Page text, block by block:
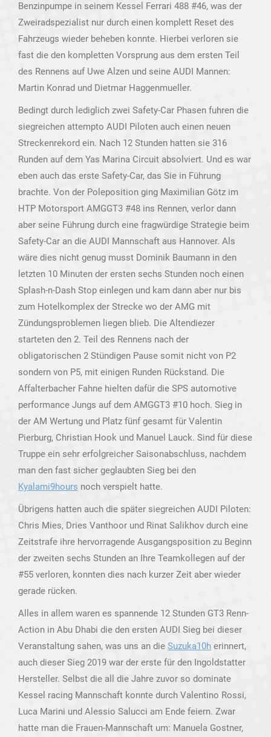
Benzinpumpe in seinem Kessel Ferrari 488 #46, was der
Zweiradspezialist nur durch einen komplett Reset des
Fahrzeugs wieder beheben konnte. Hierbei verloren sie
fast die den kompletten Vorsprung aus dem ersten Teil
des Rennens auf Uwe Alzen und seine AUDI Mannen:
Martin Konrad und Dietmar Haggenmueller.
Bedingt durch lediglich zwei Safety-Car Phasen fuhren die
siegreichen attempto AUDI Piloten auch einen neuen
Streckenrekord ein. Nach 12 Stunden hatten sie 316
Runden auf dem Yas Marina Circuit absolviert. Und es war
eben auch das erste Safety-Car, das Sie in Führung
brachte. Von der Poleposition ging Maximilian Götz im
HTP Motorsport AMGGT3 #48 ins Rennen, verlor dann
aber seine Führung durch eine fragwürdige Strategie beim
Safety-Car an die AUDI Mannschaft aus Hannover. Als
wäre dies nicht genug musst Dominik Baumann in den
letzten 10 Minuten der ersten sechs Stunden noch einen
Splash-n-Dash Stop einlegen und kam dann aber nur bis
zum Hotelkomplex der Strecke wo der AMG mit
Zündungsproblemen liegen blieb. Die Altendiezer
starteten den 2. Teil des Rennens nach der
obligatorischen 2 Stündigen Pause somit nicht von P2
sondern von P5, mit einigen Runden Rückstand. Die
Affalterbacher Fahne hielten dafür die SPS automotive
performance Jungs auf dem AMGGT3 #10 hoch. Sieg in
der AM Wertung und Platz fünf gesamt für Valentin
Pierburg, Christian Hook und Manuel Lauck. Sind für diese
Truppe ein sehr erfolgreicher Saisonabschluss, nachdem
man den fast sicher geglaubten Sieg bei den
Kyalami9hours noch verspielt hatte.
Übrigens hatten auch die später siegreichen AUDI Piloten:
Chris Mies, Dries Vanthoor und Rinat Salikhov durch eine
Zeitstrafe ihre hervorragende Ausgangsposition zu Beginn
der zweiten sechs Stunden an Ihre Teamkollegen auf der
#55 verloren, konnten dies nach kurzer Zeit aber wieder
gerade rücken.
Alles in allem waren es spannende 12 Stunden GT3 Renn-
Action in Abu Dhabi die den ersten AUDI Sieg bei dieser
Veranstaltung sahen, was uns an die Suzuka10h erinnert,
auch dieser Sieg 2019 war der erste für den Ingoldstatter
Hersteller. Selbst die all die Jahre zuvor so dominate
Kessel racing Mannschaft konnte durch Valentino Rossi,
Luca Marini und Alessio Salucci am Ende feiern. Zwar
hatte man die Frauen-Mannschaft um: Manuela Gostner,